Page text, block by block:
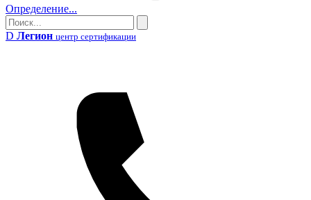
Определение...
Поиск
Поиск
D Легион центр сертификации